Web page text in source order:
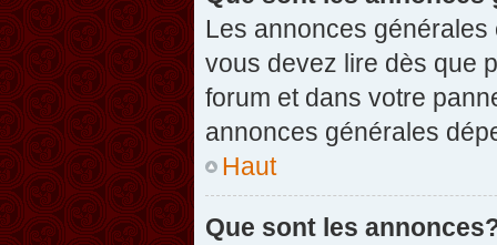
Les annonces
vous devez lire dès que
forum et dans votre
annonces générales
Haut
Que sont les